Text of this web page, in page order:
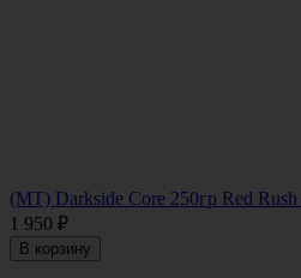
(MT) Darkside Core 250гр Red
1 950 ₽
В корзину